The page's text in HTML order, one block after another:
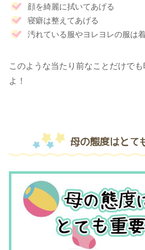
顔を綺麗に拭いてあげる
寝癖は整えてあげる
汚れている服やヨレヨレの服は
このような当たり前なことだけで
よ！
母の態度はとて